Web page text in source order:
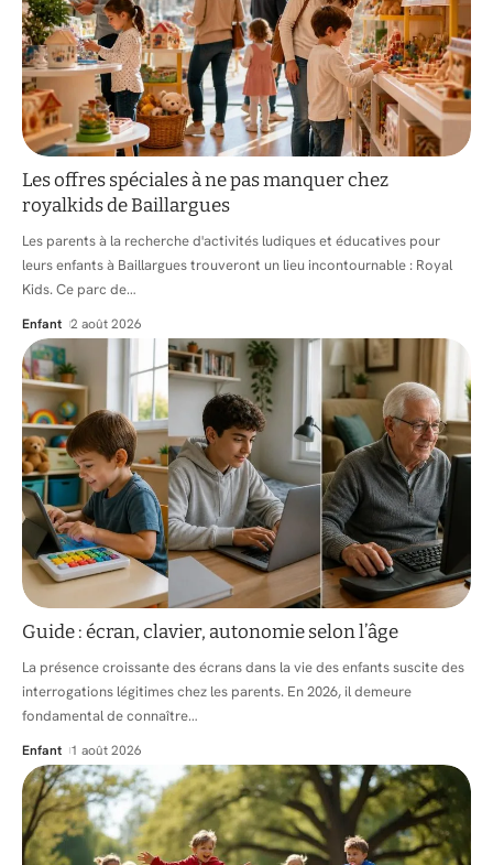
Les offres spéciales à ne pas manquer chez
royalkids de Baillargues
Les parents à la recherche d'activités ludiques et éducatives pour
leurs enfants à Baillargues trouveront un lieu incontournable : Royal
Kids. Ce parc de…
Enfant 2 août 2026
Guide : écran, clavier, autonomie selon l’âge
La présence croissante des écrans dans la vie des enfants suscite des
interrogations légitimes chez les parents. En 2026, il demeure
fondamental de connaître…
Enfant 1 août 2026